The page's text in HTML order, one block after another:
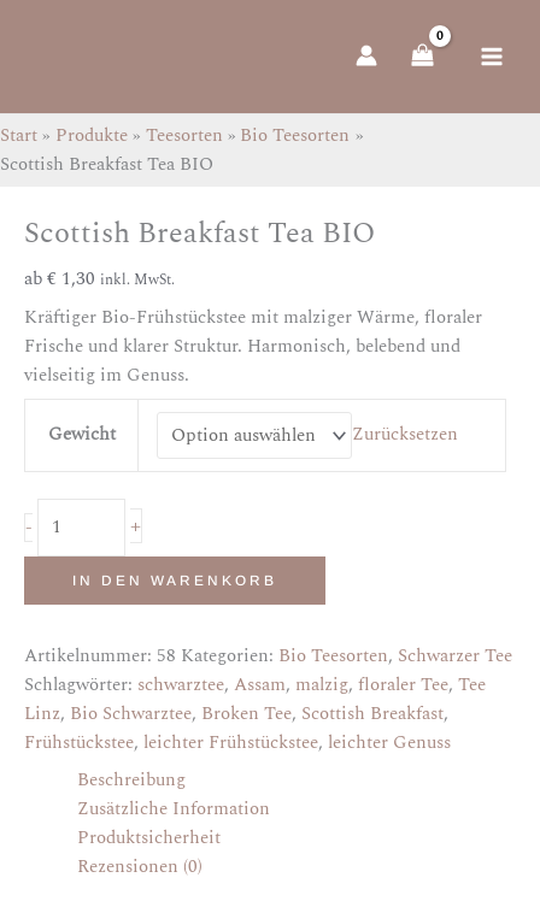
Start Produkte Teesorten
Bio Teesorten
Scottish Breakfast Tea BIO
Scottish Breakfast Tea BIO
ab€ 1,30 inkl. MwSt.
Kräftiger Bio-Frühstückstee mit malziger Wärme, floraler
Frische und klarer Struktur. Harmonisch, belebend und
vielseitig im Genuss.
Gewicht Zurücksetzen
-
Menge
+
IN DEN WARENKORB
Artikelnummer: 58 Kategorien: Bio Teesorten, Schwarzer Tee
Schlagwörter: schwarztee, Assam, malzig, floraler Tee, Tee
Linz, Bio Schwarztee, Broken Tee, Scottish Breakfast,
Frühstückstee, leichter Frühstückstee, leichter Genuss
Beschreibung
Zusätzliche Information
Produktsicherheit
Rezensionen (0)